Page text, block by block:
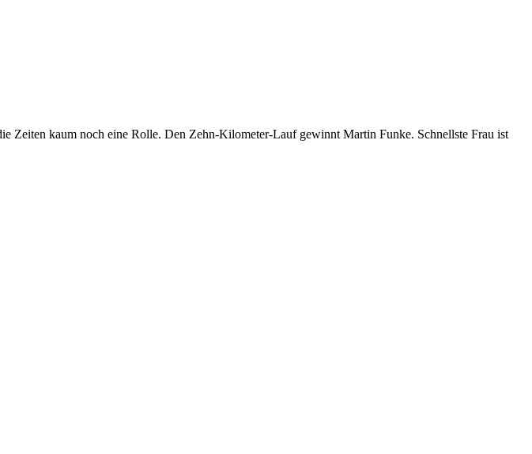
Zeiten kaum noch eine Rolle. Den Zehn-Kilometer-Lauf gewinnt Martin Funke. Schnellste Frau ist